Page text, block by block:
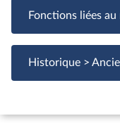
Fonctions liées
Fonctions
Historique >